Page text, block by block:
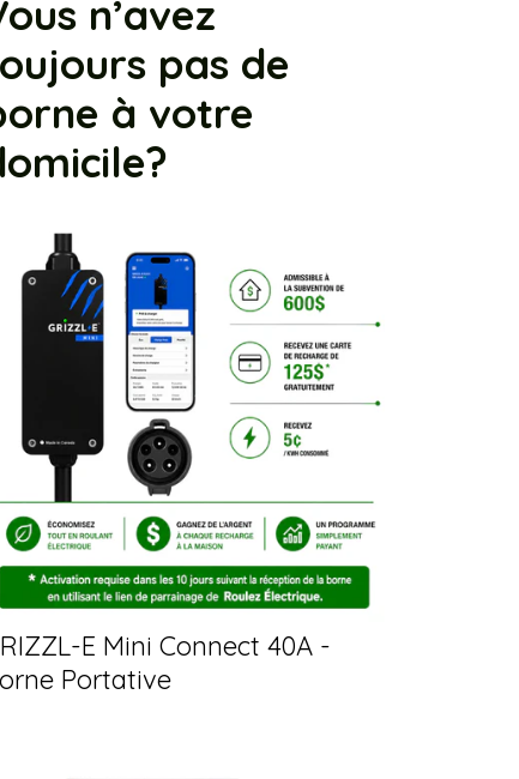
n’avez
pas de
à votre
E Mini Connect 40A -
Portative